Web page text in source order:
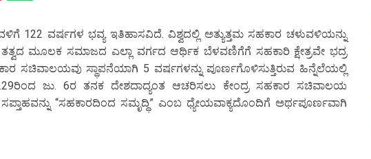
122 ವರ್ಷಗಳ ಭವ್ಯ ಇತಿಹಾಸವಿದೆ. ವಿಶ್ವದಲ್ಲಿ ಅತ್ಯುತ್ತಮ ಸಹಕಾರ ಚಳುವಳಿಯನ್ನು
ತತ್ವದ ಮೂಲಕ ಸಮಾಜದ ಎಲ್ಲಾ ವರ್ಗದ ಆರ್ಥಿಕ ಬೆಳವಣಿಗೆಗೆ ಸಹಕಾರಿ ಕ್ಷೇತ್ರವೇ ಭದ್ರ
ಸಚಿವಾಲಯವು ಸ್ಥಾಪನೆಯಾಗಿ 5 ವರ್ಷಗಳನ್ನು ಪೂರ್ಣಗೊಳಿಸುತ್ತಿರುವ ಹಿನ್ನೆಲೆಯಲ್ಲಿ
ಜು. 6ರ ತನಕ ದೇಶದಾದ್ಯಂತ ಆಚರಿಸಲು ಕೇಂದ್ರ ಸಹಕಾರ ಸಚಿವಾಲಯ
“ಸಹಕಾರದಿಂದ ಸಮೃದ್ಧಿ” ಎಂಬ ಧ್ಯೇಯವಾಕ್ಯದೊಂದಿಗೆ ಅರ್ಥಪೂರ್ಣವಾಗಿ